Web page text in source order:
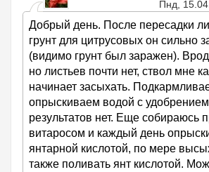
Пнд,
Добрый день. После пересадки
грунт для цитрусовых он сильно
(видимо грунт был заражен).
но листьев почти нет, ствол мне
начинает засыхать.
опрыскиваем водой с
результатов нет. Еще собираюсь
витаросом и каждый день
янтарной кислотой, по мере
также поливать янт кислотой.